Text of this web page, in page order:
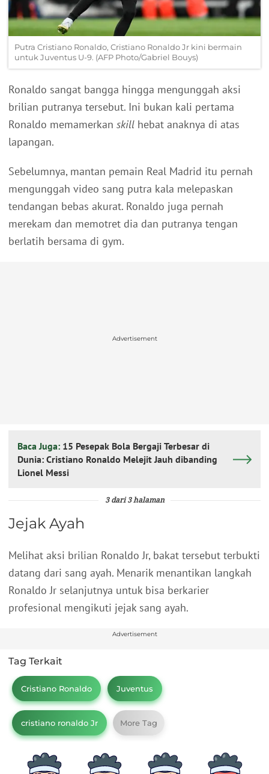
Putra Cristiano Ronaldo, Cristiano Ronaldo Jr kini bermain
untuk Juventus U-9. (AFP Photo/Gabriel Bouys)
Ronaldo sangat bangga hingga mengunggah aksi
brilian putranya tersebut. Ini bukan kali pertama
Ronaldo memamerkan skill hebat anaknya di atas
lapangan.
Sebelumnya, mantan pemain Real Madrid itu pernah
mengunggah video sang putra kala melepaskan
tendangan bebas akurat. Ronaldo juga pernah
merekam dan memotret dia dan putranya tengan
berlatih bersama di gym.
Advertisement
Baca Juga: 15 Pesepak Bola Bergaji Terbesar di
Dunia: Cristiano Ronaldo Melejit Jauh dibanding
Lionel Messi
3 dari 3 halaman
Jejak Ayah
Melihat aksi brilian Ronaldo Jr, bakat tersebut terbukti
datang dari sang ayah. Menarik menantikan langkah
Ronaldo Jr selanjutnya untuk bisa berkarier
profesional mengikuti jejak sang ayah.
Advertisement
Tag Terkait
Cristiano Ronaldo Juventus
cristiano ronaldo Jr More Tag